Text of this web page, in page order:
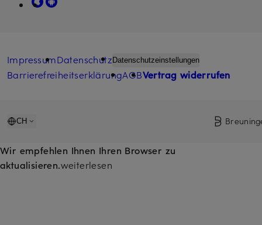
ImpressumDatenschutz Datenschutzeinstellungen
BarrierefreiheitserklärungAGBVertrag widerrufen
CH
Wir empfehlen Ihnen Ihren Browser zu
aktualisieren.weiterlesen